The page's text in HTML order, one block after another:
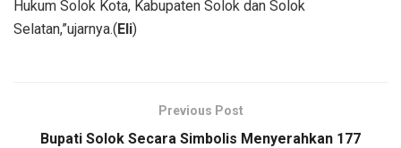
Hukum Solok Kota, Kabupaten Solok dan Solok
Selatan,”ujarnya.(Eli)
Previous Post
Bupati Solok Secara Simbolis Menyerahkan 177